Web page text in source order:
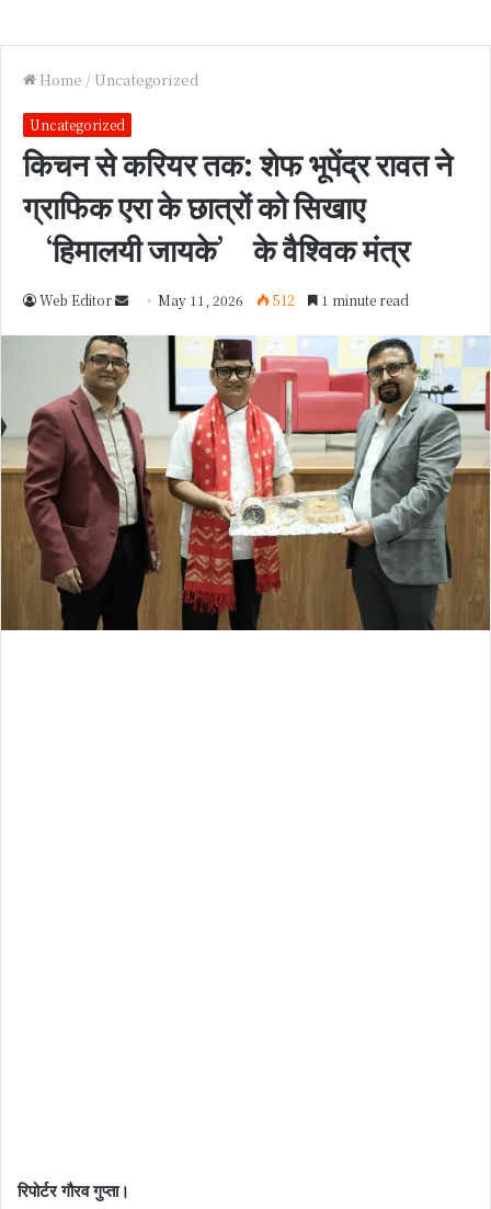
Home / Uncategorized
Uncategorized
किचन से करियर तक: शेफ भूपेंद्र रावत ने
ग्राफिक एरा के छात्रों को सिखाए
‘हिमालयी जायके’ के वैश्विक मंत्र
Web Editor
d
a
n
e
m
a
May 11, 2026 512 1 minute read
रिपोर्टर गौरव गुप्ता।